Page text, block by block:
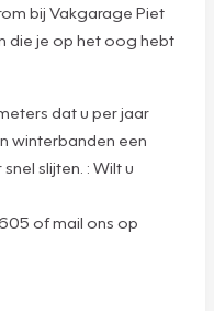
bij Vakgarage Piet
die je op het oog hebt
dat u per jaar
winterbanden een
slijten. : Wilt u
of mail ons op